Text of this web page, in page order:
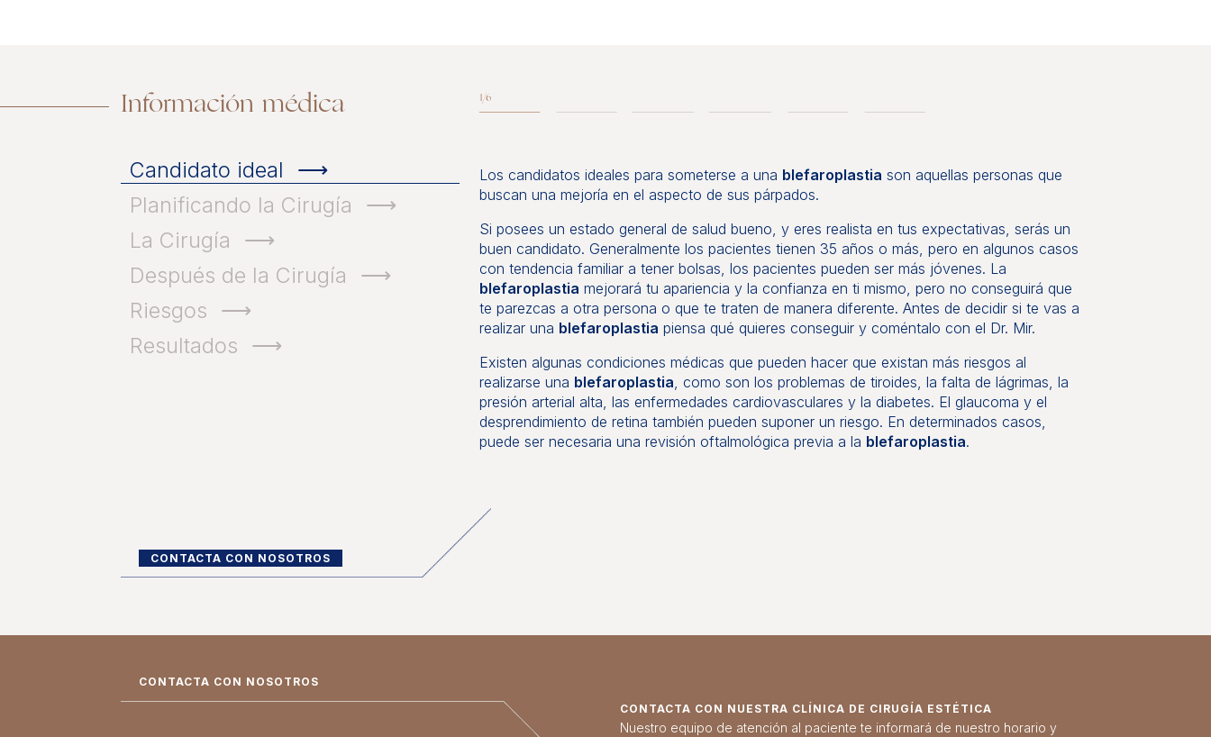
Información médica
Candidato ideal
Planificando la Cirugía
La Cirugía
Después de la Cirugía
Riesgos
Resultados
Los candidatos ideales para someterse a una blefaroplastia son aquellas personas que
buscan una mejoría en el aspecto de sus párpados.
Si posees un estado general de salud bueno, y eres realista en tus expectativas, serás un
buen candidato. Generalmente los pacientes tienen 35 años o más, pero en algunos casos
con tendencia familiar a tener bolsas, los pacientes pueden ser más jóvenes. La
blefaroplastia mejorará tu apariencia y la confianza en ti mismo, pero no conseguirá que
te parezcas a otra persona o que te traten de manera diferente. Antes de decidir si te vas a
realizar una blefaroplastia piensa qué quieres conseguir y coméntalo con el Dr. Mir.
Existen algunas condiciones médicas que pueden hacer que existan más riesgos al
realizarse una blefaroplastia , como son los problemas de tiroides, la falta de lágrimas, la
presión arterial alta, las enfermedades cardiovasculares y la diabetes. El glaucoma y el
desprendimiento de retina también pueden suponer un riesgo. En determinados casos,
puede ser necesaria una revisión oftalmológica previa a la blefaroplastia.
CONTACTA CON NOSOTROS
CONTACTA CON NOSOTROS
CONTACTA CON NUESTRA CLÍNICA DE CIRUGÍA ESTÉTICA
Nuestro equipo de atención al paciente te informará de nuestro horario y